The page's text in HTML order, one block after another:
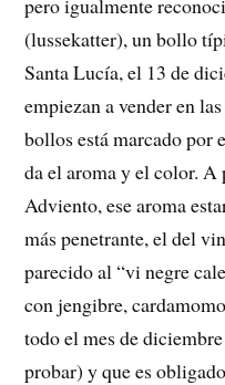
pero igualmente
(lussekatter), un bollo
Santa Lucía, el 13 de
empiezan a vender en
bollos está marcado por
da el aroma y el color.
Adviento, ese aroma
más penetrante, el del
parecido al “vi negre
con jengibre,
todo el mes de
probar) y que es